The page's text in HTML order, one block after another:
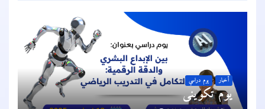
أخبار يوم دراسي
يوم تكويني